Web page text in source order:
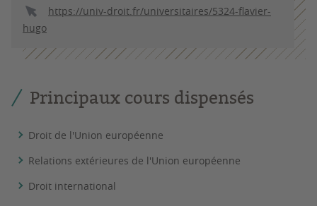
https://univ-droit.fr/universitaires/5324-flavier-
hugo
Principaux cours dispensés
Droit de l'Union européenne
Relations extérieures de l'Union européenne
Droit international